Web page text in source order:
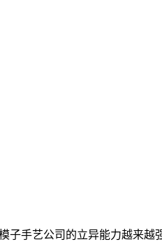
手艺公司的立异能力越来越